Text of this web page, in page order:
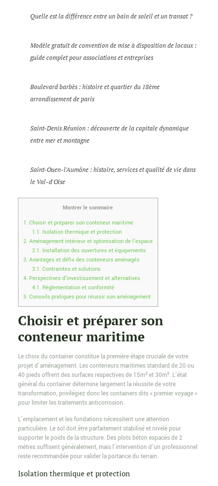
Quelle est la différence entre un bain de soleil et un transat ?
Modèle gratuit de convention de mise à disposition de locaux :
guide complet pour associations et entreprises
Boulevard barbès : histoire et quartier du 18ème
arrondissement de paris
Saint-Denis Réunion : découverte de la capitale dynamique
entre mer et montagne
Saint-Ouen-l'Aumône : histoire, services et qualité de vie dans
le Val-d'Oise
Montrer le sommaire
1. Choisir et préparer son conteneur maritime
1.1. Isolation thermique et protection
2. Aménagement intérieur et optimisation de l’espace
2.1. Installation des ouvertures et équipements
3. Avantages et défis des conteneurs aménagés
3.1. Contraintes et solutions
4. Perspectives d’investissement et alternatives
4.1. Réglementation et conformité
5. Conseils pratiques pour réussir son aménagement
Choisir et préparer son
conteneur maritime
Le choix du container constitue la première étape cruciale de votre
projet d’aménagement. Les conteneurs maritimes standard de 20 ou
40 pieds offrent des surfaces respectives de 15m² et 30m². L’état
général du container détermine largement la réussite de votre
transformation, privilégiez donc les containers dits « premier voyage »
pour limiter les traitements anticorrosion.
L’emplacement et les fondations nécessitent une attention
particulière. Le sol doit être parfaitement stabilisé et nivelé pour
supporter le poids de la structure. Des plots béton espacés de 2
mètres suffisent généralement, mais l’intervention d’un professionnel
reste recommandée pour valider la portance du terrain.
Isolation thermique et protection